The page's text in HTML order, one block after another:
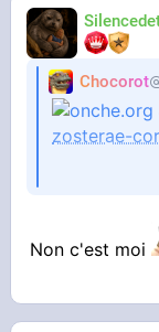
Chocorot
zosterae-
Ça veut
Non c'est moi